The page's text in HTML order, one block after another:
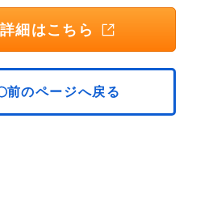
詳細はこちら
前のページへ戻る